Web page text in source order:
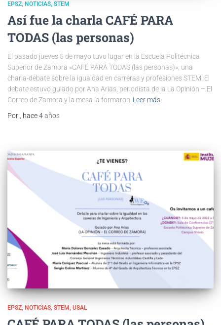
EPSZ NOTICIAS STEM
Así fue la charla CAFÉ PARA
TODAS (las personas)
El pasado jueves 5 de mayo tuvo lugar en la Escuela Politécnica
Superior de Zamora «CAFÉ PARA TODAS (las personas)», una
charla-debate sobre la igualdad en carreras y profesiones STEM. El
debate estuvo guiado por Ana Arias, periodista de la La Opinión – El
Correo de Zamora y la mesa la formaron Leer más
Por , hace4 años
EPSZ NOTICIAS STEM USAL